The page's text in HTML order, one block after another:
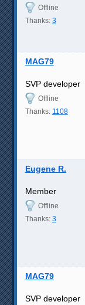
Offline
Thanks: 3
MAG79
SVP developer
Offline
Thanks: 1108
Eugene R.
Member
Offline
Thanks: 3
MAG79
SVP developer